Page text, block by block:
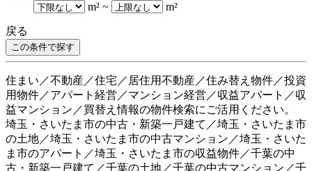
m² ~ m²
戻る
住まい／不動産／住宅／居住用不動産／住み替え物件／投資
用物件／アパート経営／マンション経営／収益アパート／収
益マンション／買替え情報の物件検索にご活用ください。
埼玉・さいたま市の中古・新築一戸建て／埼玉・さいたま市
の土地／埼玉・さいたま市の中古マンション／埼玉・さいた
ま市のアパート／埼玉・さいたま市の収益物件／千葉の中
古・新築一戸建て／千葉の土地／千葉の中古マンション／千